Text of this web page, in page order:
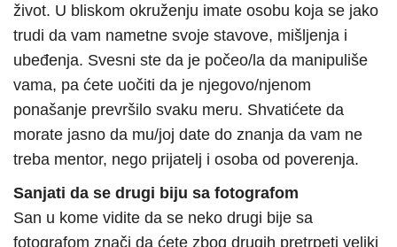
život. U bliskom okruženju imate osobu koja se jako
trudi da vam nametne svoje stavove, mišljenja i
ubeđenja. Svesni ste da je počeo/la da manipuliše
vama, pa ćete uočiti da je njegovo/njenom
ponašanje prevršilo svaku meru. Shvatićete da
morate jasno da mu/joj date do znanja da vam ne
treba mentor, nego prijatelj i osoba od poverenja.
Sanjati da se drugi biju sa fotografom
San u kome vidite da se neko drugi bije sa
fotografom znači da ćete zbog drugih pretrpeti veliki